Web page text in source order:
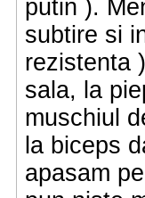
putin ).
subtire si
rezistenta
sala, la
muschiul
la biceps
apasam